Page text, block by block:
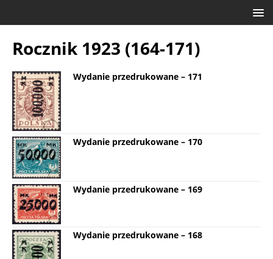
Rocznik 1923 (164-171)
Wydanie przedrukowane – 171
Wydanie przedrukowane – 170
Wydanie przedrukowane – 169
Wydanie przedrukowane – 168